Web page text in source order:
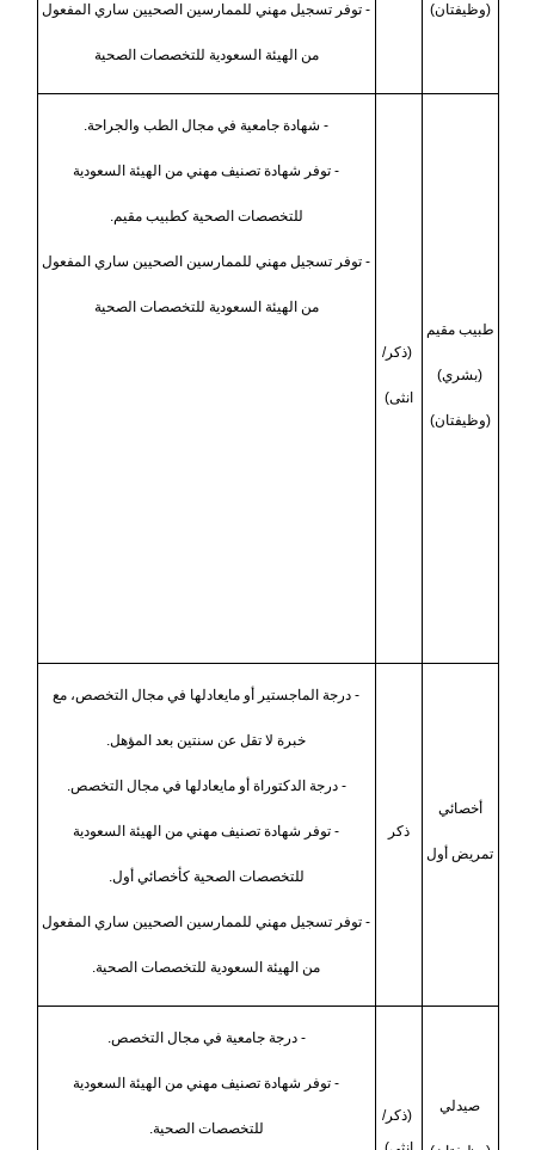
(وظيفتان) - توفر تسجيل مهني للممارسين الصحيين ساري المفعول
من الهيئة السعودية للتخصصات الصحية
طبيب مقيم
(بشري)
(وظيفتان)
(ذكر/
انثى)
- شهادة جامعية في مجال الطب والجراحة.
- توفر شهادة تصنيف مهني من الهيئة السعودية
للتخصصات الصحية كطبيب مقيم.
- توفر تسجيل مهني للممارسين الصحيين ساري المفعول
من الهيئة السعودية للتخصصات الصحية
أخصائي
تمريض أول
ذكر
- درجة الماجستير أو مايعادلها في مجال التخصص، مع
خبرة لا تقل عن سنتين بعد المؤهل.
- درجة الدكتوراة أو مايعادلها في مجال التخصص.
- توفر شهادة تصنيف مهني من الهيئة السعودية
للتخصصات الصحية كأخصائي أول.
- توفر تسجيل مهني للممارسين الصحيين ساري المفعول
من الهيئة السعودية للتخصصات الصحية.
صيدلي
(ذكر/
- درجة جامعية في مجال التخصص.
- توفر شهادة تصنيف مهني من الهيئة السعودية
للتخصصات الصحية.